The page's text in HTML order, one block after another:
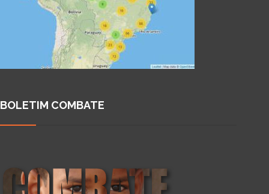
BOLETIM COMBATE